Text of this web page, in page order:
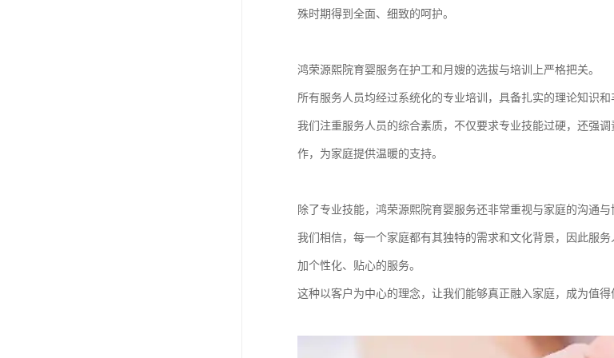
殊时期得到全面、细致的呵护。
鸿荣源熙院育婴服务在护工和月嫂的选拔与培训上严格把关。
所有服务人员均经过系统化的专业培训，具备扎实的理论知识和
我们注重服务人员的综合素质，不仅要求专业技能过硬，还强
作，为家庭提供温暖的支持。
除了专业技能，鸿荣源熙院育婴服务还非常重视与家庭的沟通与
我们相信，每一个家庭都有其独特的需求和文化背景，因此服
加个性化、贴心的服务。
这种以客户为中心的理念，让我们能够真正融入家庭，成为值得